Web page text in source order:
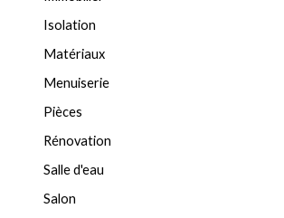
Isolation
Matériaux
Menuiserie
Pièces
Rénovation
Salle d'eau
Salon